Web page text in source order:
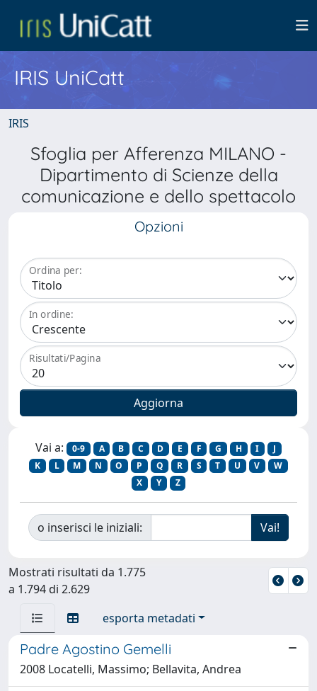
IRIS UniCatt
IRIS
Sfoglia per Afferenza MILANO -
Dipartimento di Scienze della
comunicazione e dello spettacolo
Opzioni
Ordina per:
In ordine:
Risultati/Pagina
Vai a: 0-9 A B C D E F G H I
J
K
L M N O P Q R S T U V
W
X
Y Z
o inserisci le iniziali:
Mostrati risultati da 1.775
a 1.794 di 2.629
esporta metadati
Padre Agostino Gemelli
2008 Locatelli, Massimo; Bellavita, Andrea